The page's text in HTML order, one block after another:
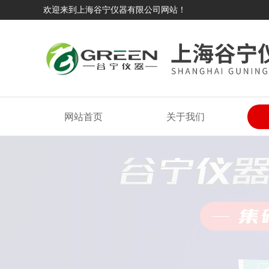
欢迎来到上海谷宁仪器有限公司网站！
网站首页 关于我们